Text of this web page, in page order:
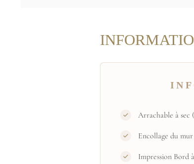
Arrachable à sec
Encollage du
Impression Bord